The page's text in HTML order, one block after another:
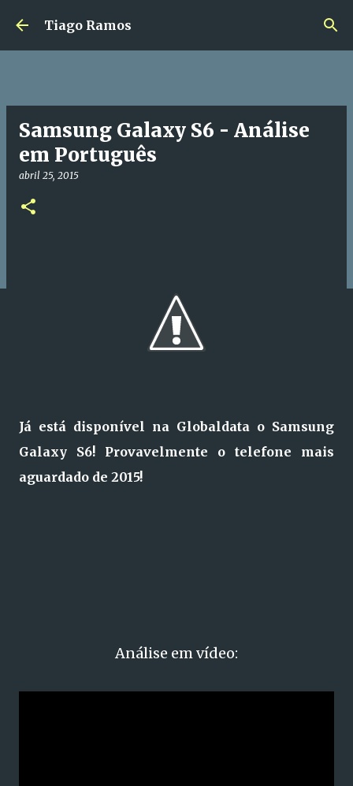
Avançar para o conteúdo principal
Tiago Ramos
Samsung Galaxy S6 - Análise
em Português
abril 25, 2015
Já está disponível na Globaldata o Samsung
Galaxy S6! Provavelmente o telefone mais
aguardado de 2015!
Análise em vídeo: